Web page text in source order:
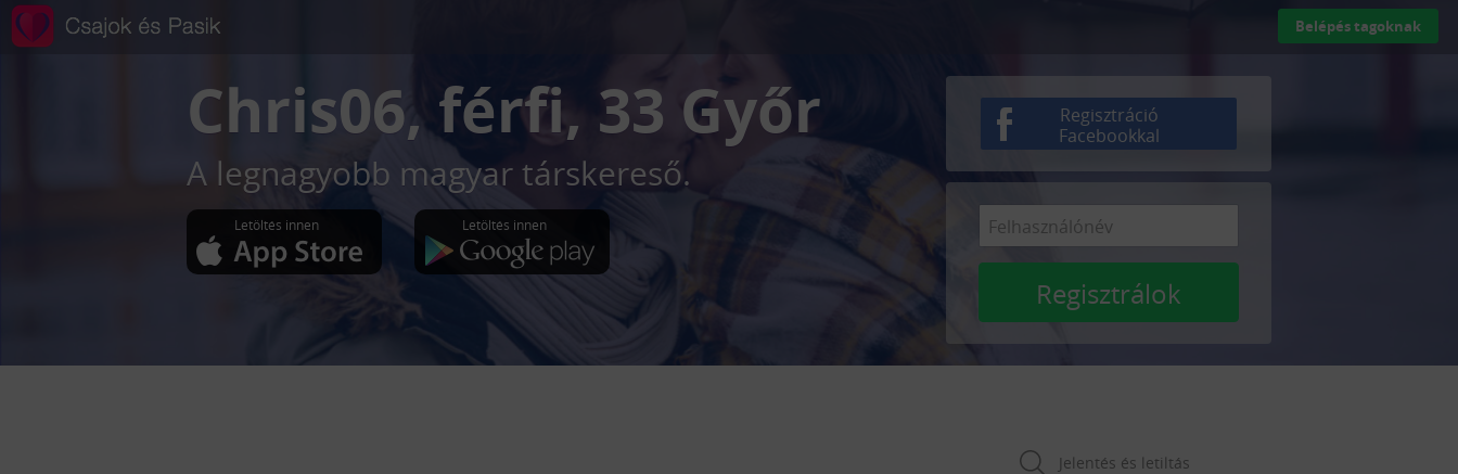
Belépés tagoknak
Chris06, férfi, 33 Győr
A legnagyobb magyar társkereső.
Letöltés innen Letöltés innen
Regisztráció
Facebookkal
Regisztrálok
Jelentés és letiltás